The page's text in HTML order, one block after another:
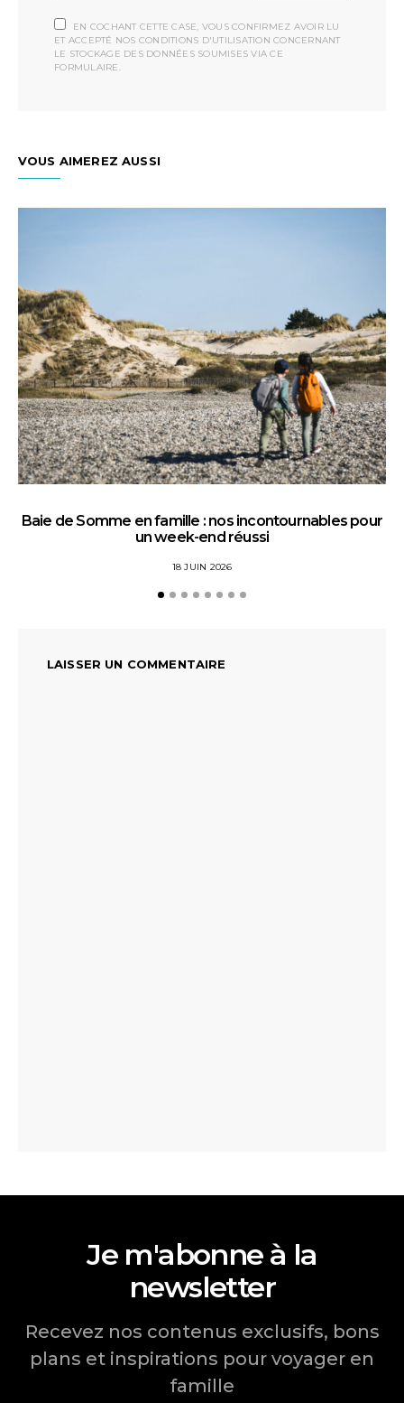
EN COCHANT CETTE CASE, VOUS CONFIRMEZ AVOIR LU
ET ACCEPTÉ NOS CONDITIONS D'UTILISATION CONCERNANT
LE STOCKAGE DES DONNÉES SOUMISES VIA CE
FORMULAIRE.
VOUS AIMEREZ AUSSI
Baie de Somme en famille : nos incontournables pour
un week-end réussi
18 JUIN 2026
LAISSER UN COMMENTAIRE
Je m'abonne à la
newsletter
Recevez nos contenus exclusifs, bons
plans et inspirations pour voyager en
famille